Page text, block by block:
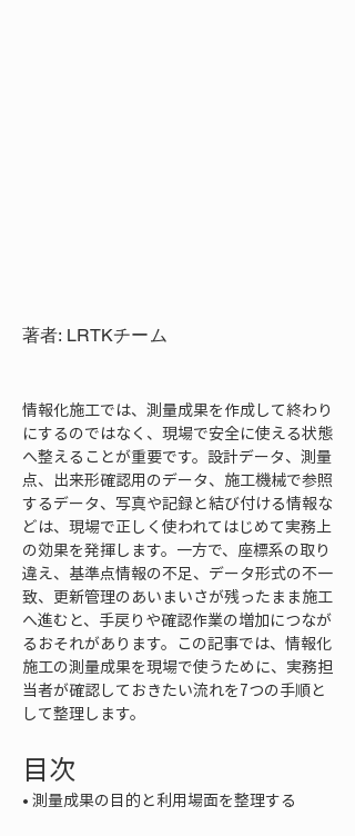
著者: LRTKチーム
情報化施工では、測量成果を作成して終わり
にするのではなく、現場で安全に使える状態
へ整えることが重要です。設計データ、測量
点、出来形確認用のデータ、施工機械で参照
するデータ、写真や記録と結び付ける情報な
どは、現場で正しく使われてはじめて実務上
の効果を発揮します。一方で、座標系の取り
違え、基準点情報の不足、データ形式の不一
致、更新管理のあいまいさが残ったまま施工
へ進むと、手戻りや確認作業の増加につなが
るおそれがあります。この記事では、情報化
施工の測量成果を現場で使うために、実務担
当者が確認しておきたい流れを7つの手順と
して整理します。
目次
• 測量成果の目的と利用場面を整理する